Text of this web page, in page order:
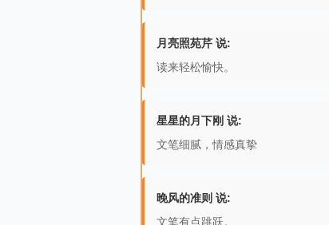
月亮照苑芹 说:
读来轻松愉快。
星星的月下刚 说:
文笔细腻，情感真挚
晚风的准则 说:
文笔有点跳跃。